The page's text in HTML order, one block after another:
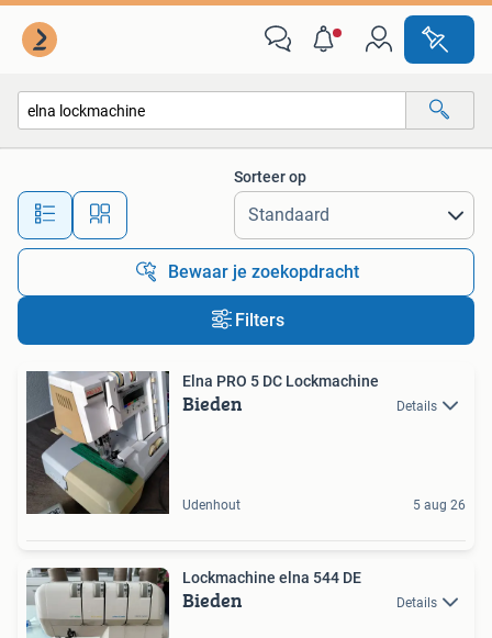
Alle afstanden…
Sorteer op
Bewaar je zoekopdracht
Filters
Elna PRO 5 DC Lockmachine
Bieden Details
Udenhout 5 aug 26
Lockmachine elna 544 DE
Bieden Details